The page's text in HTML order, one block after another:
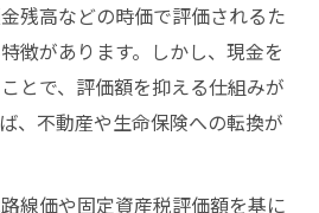
残高などの時価で評価されるた
徴があります。しかし、現金を
とで、評価額を抑える仕組みが
、不動産や生命保険への転換が
線価や固定資産税評価額を基に